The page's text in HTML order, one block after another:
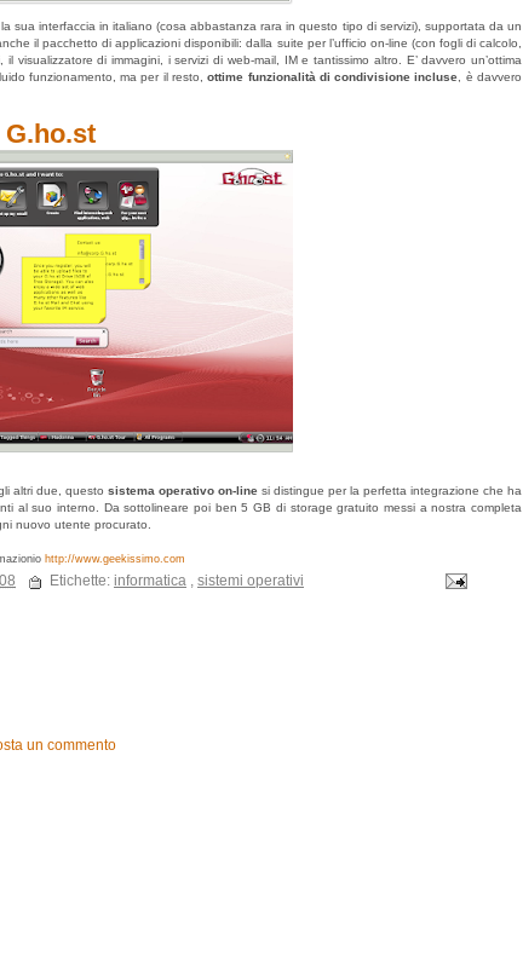
sua interfaccia in italiano (cosa abbastanza rara in questo tipo di servizi), supportata da un
il pacchetto di applicazioni disponibili: dalla suite per l’ufficio on-line (con fogli di calcolo,
di immagini, i servizi di web-mail, IM e tantissimo altro. E’ davvero un’ottima
funzionamento, ma per il resto,ottime funzionalità di condivisione incluse , è davvero
G.ho.st
altri due, questo sistema operativo on-line si distingue per la perfetta integrazione che ha
al suo interno. Da sottolineare poi ben 5 GB di storage gratuito messi a nostra completa
nuovo utente procurato.
http://www.geekissimo.com
Etichette: informatica , sistemi operativi
un commento